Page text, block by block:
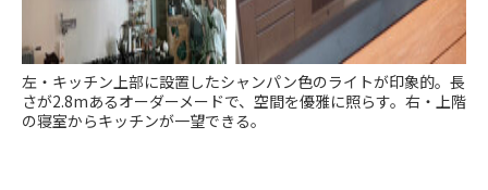
左・キッチン上部に設置したシャンパン色のライトが印象的。長
さが2.8mあるオーダーメードで、空間を優雅に照らす。右・上階
の寝室からキッチンが一望できる。